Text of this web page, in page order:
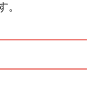
。